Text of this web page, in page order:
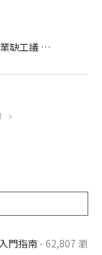
缺工議 …
門指南 - 62,807 瀏